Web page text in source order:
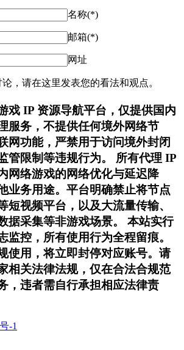
名称(*)
邮箱(*)
网址
，请在这里发表您的看法和观点。
戏 IP 资源导航平台，仅提供国内
服务，不提供任何境外网络节
网功能，严禁用于访问境外封闭
管限制等违规行为。 所有代理 IP
网络游戏的网络优化与延迟降
业务用途。平台明确禁止将节点
短视频平台，以及大流量传输、
据采集等非游戏场景。 本站实行
监控，所有使用行为全程留痕。
使用，将立即封停对应账号。请
相关法律法规，仅在合法合规范
，违者需自行承担相应法律责
-1